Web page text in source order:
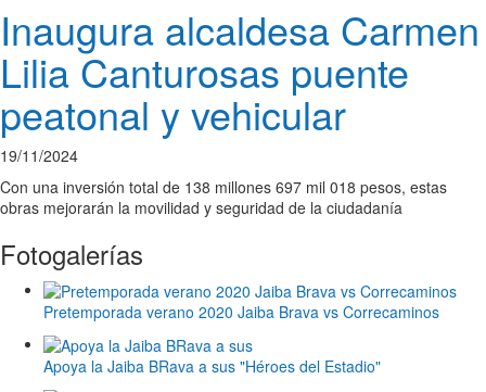
Inaugura alcaldesa Carmen
Lilia Canturosas puente
peatonal y vehicular
19/11/2024
Con una inversión total de 138 millones 697 mil 018 pesos, estas
obras mejorarán la movilidad y seguridad de la ciudadanía
Fotogalerías
Pretemporada verano 2020 Jaiba Brava vs Correcaminos
Apoya la Jaiba BRava a sus "Héroes del Estadio"